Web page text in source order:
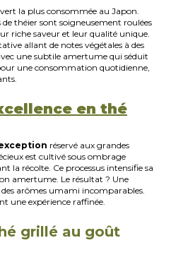
la plus consommée au Japon.
de théier sont soigneusement roulées
riche saveur et leur qualité unique.
allant de notes végétales à des
une subtile amertume qui séduit
une consommation quotidienne,
en thé
réservé aux grandes
est cultivé sous ombrage
la récolte. Ce processus intensifie sa
amertume. Le résultat ? Une
arômes umami incomparables.
une expérience raffinée.
grillé au goût